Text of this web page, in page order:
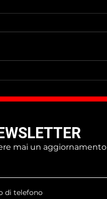
mai un aggiornamento